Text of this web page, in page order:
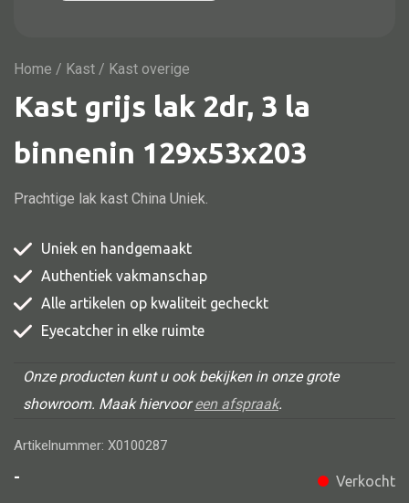
Eetkamer stoel
Fautteuil
Kinderstoel
Kruk
Alle banken
Bank hout
Chaise longues
Poef
Home / Kast / Kast overige
Kast grijs lak 2dr, 3 la
binnenin 129x53x203
Prachtige lak kast China Uniek.
Uniek en handgemaakt
Authentiek vakmanschap
Alle artikelen op kwaliteit gecheckt
Eyecatcher in elke ruimte
Onze producten kunt u ook bekijken in onze grote
showroom. Maak hiervooreen afspraak.
Artikelnummer: X0100287
-
Verkocht